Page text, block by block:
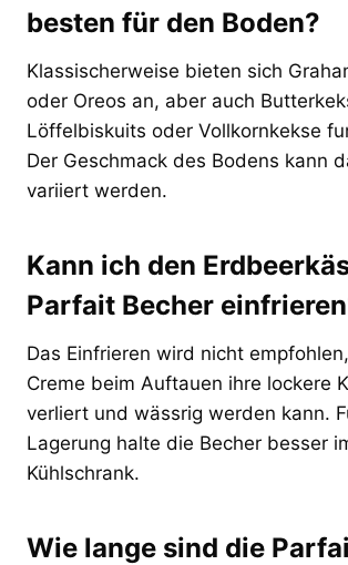
besten für den Boden?
Klassischerweise bieten sich
oder Oreos an, aber auch
Löffelbiskuits oder Vollkornkekse
Der Geschmack des Bodens kann
variiert werden.
Kann ich den
Parfait Becher
Das Einfrieren wird nicht
Creme beim Auftauen ihre lockere
verliert und wässrig werden kann.
Lagerung halte die Becher besser
Kühlschrank.
Wie lange sind die